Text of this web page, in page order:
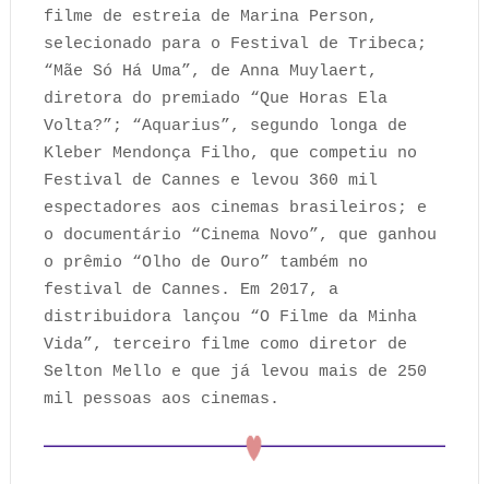
filme de estreia de Marina Person,
selecionado para o Festival de Tribeca;
“Mãe Só Há Uma”, de Anna Muylaert,
diretora do premiado “Que Horas Ela
Volta?”; “Aquarius”, segundo longa de
Kleber Mendonça Filho, que competiu no
Festival de Cannes e levou 360 mil
espectadores aos cinemas brasileiros; e
o documentário “Cinema Novo”, que ganhou
o prêmio “Olho de Ouro” também no
festival de Cannes. Em 2017, a
distribuidora lançou “O Filme da Minha
Vida”, terceiro filme como diretor de
Selton Mello e que já levou mais de 250
mil pessoas aos cinemas.